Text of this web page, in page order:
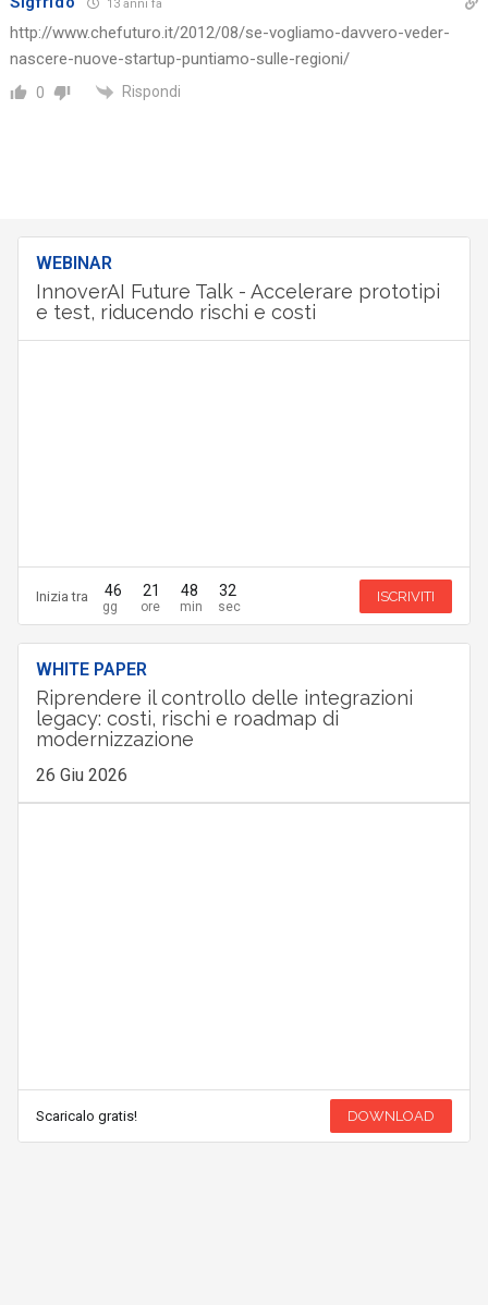
13 anni fa
http://www.chefuturo.it/2012/08/se-vogliamo-davvero-veder-
nascere-nuove-startup-puntiamo-sulle-regioni/
0 Rispondi
WEBINAR
InnoverAI Future Talk - Accelerare prototipi
e test, riducendo rischi e costi
Inizia tra 46 21 48 30 ISCRIVITI
WHITE PAPER
Riprendere il controllo delle integrazioni
legacy: costi, rischi e roadmap di
modernizzazione
26 Giu 2026
Scaricalo gratis! DOWNLOAD